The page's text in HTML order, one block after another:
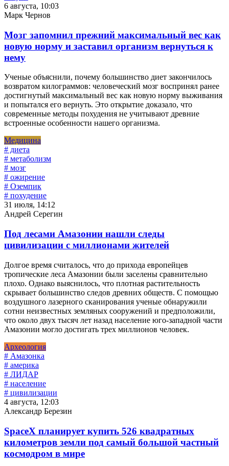
6 августа, 10:03
Марк Чернов
Мозг запомнил прежний максимальный вес как
новую норму и заставил организм вернуться к
нему
Ученые объяснили, почему большинство диет закончилось
возвратом килограммов: человеческий мозг воспринял ранее
достигнутый максимальный вес как новую норму выживания
и попытался его вернуть. Это открытие доказало, что
современные методы похудения не учитывают древние
встроенные особенности нашего организма.
Медицина
# диета
# метаболизм
# мозг
# ожирение
# Оземпик
# похудение
31 июля, 14:12
Андрей Серегин
Под лесами Амазонии нашли следы
цивилизации с миллионами жителей
Долгое время считалось, что до прихода европейцев
тропические леса Амазонии были заселены сравнительно
плохо. Однако выяснилось, что плотная растительность
скрывает большинство следов древних обществ. С помощью
воздушного лазерного сканирования ученые обнаружили
сотни неизвестных земляных сооружений и предположили,
что около двух тысяч лет назад население юго-западной части
Амазонии могло достигать трех миллионов человек.
Археология
# Амазонка
# америка
# ЛИДАР
# население
# цивилизации
4 августа, 12:03
Александр Березин
SpaceX планирует купить 526 квадратных
километров земли под самый большой частный
космодром в мире